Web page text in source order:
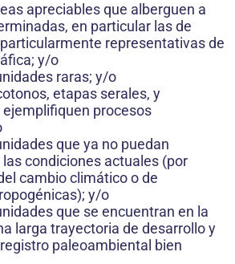
apreciables que alberguen a
en particular las de
representativas de
y/o
raras; y/o
etapas serales, y
procesos
que ya no puedan
condiciones actuales (por
cambio climático o de
y/o
que se encuentran en la
larga trayectoria de desarrollo y
paleoambiental bien